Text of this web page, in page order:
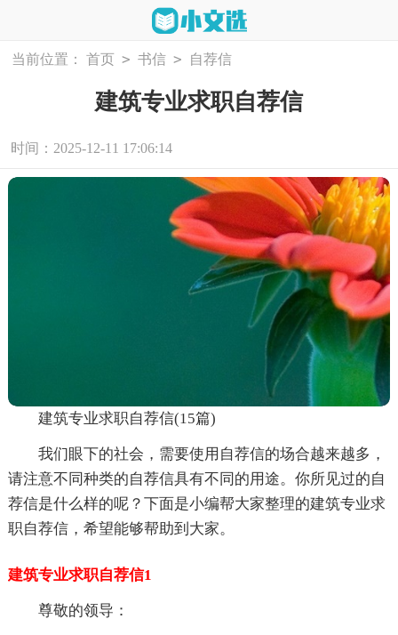
当前位置： 首页 > 书信 > 自荐信
建筑专业求职自荐信
时间：2025-12-11 17:06:14
建筑专业求职自荐信(15篇)
我们眼下的社会，需要使用自荐信的场合越来越多，
请注意不同种类的自荐信具有不同的用途。你所见过的自
荐信是什么样的呢？下面是小编帮大家整理的建筑专业求
职自荐信，希望能够帮助到大家。
建筑专业求职自荐信1
尊敬的领导：